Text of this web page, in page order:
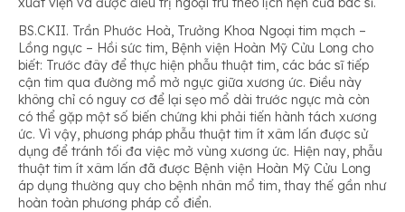
BS.CKII. Trần Phước Hoà, Trưởng Khoa Ngoại tim mạch –
Lồng ngực – Hồi sức tim, Bệnh viện Hoàn Mỹ Cửu Long cho
biết: Trước đây để thực hiện phẫu thuật tim, các bác sĩ tiếp
cận tim qua đường mổ mở ngực giữa xương ức. Điều này
không chỉ có nguy cơ để lại sẹo mổ dài trước ngực mà còn
có thể gặp một số biến chứng khi phải tiến hành tách xương
ức. Vì vậy, phương pháp phẫu thuật tim ít xâm lấn được sử
dụng để tránh tối đa việc mở vùng xương ức. Hiện nay, phẫu
thuật tim ít xâm lấn đã được Bệnh viện Hoàn Mỹ Cửu Long
áp dụng thường quy cho bệnh nhân mổ tim, thay thế gần như
hoàn toàn phương pháp cổ điển.